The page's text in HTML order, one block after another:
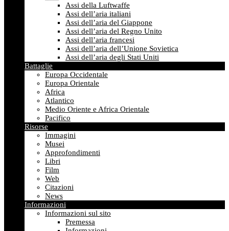
Assi della Luftwaffe
Assi dell’aria italiani
Assi dell’aria del Giappone
Assi dell’aria del Regno Unito
Assi dell’aria francesi
Assi dell’aria dell’Unione Sovietica
Assi dell’aria degli Stati Uniti
Battaglie
Europa Occidentale
Europa Orientale
Africa
Atlantico
Medio Oriente e Africa Orientale
Pacifico
Risorse
Immagini
Musei
Approfondimenti
Libri
Film
Web
Citazioni
News
Informazioni
Informazioni sul sito
Premessa